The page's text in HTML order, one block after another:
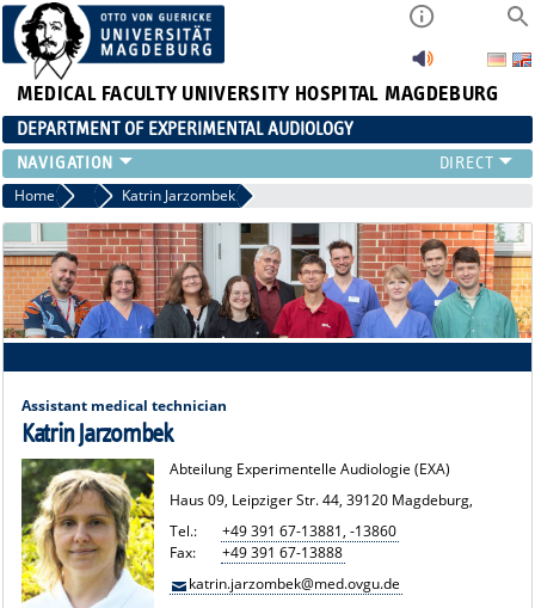
MEDICAL FACULTY UNIVERSITY HOSPITAL MAGDEBURG
DEPARTMENT OF EXPERIMENTAL AUDIOLOGY
STAFF
PUBLICATIONS
TEACHING
RESEARCH
AUDIOLOGY
NEWS
Home Staff Katrin Jarzombek
Assistant medical technician
Katrin Jarzombek
Abteilung Experimentelle Audiologie (EXA)
Haus 09, Leipziger Str. 44, 39120 Magdeburg,
Tel.:
+49 391 67-13881, -13860
Fax:
+49 391 67-13888
katrin.jarzombek@med.ovgu.de